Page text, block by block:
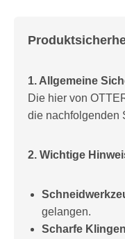
1. Allgemeine
Die hier von
die nachfolgenden
2. Wichtige
gelangen.
Scharfe